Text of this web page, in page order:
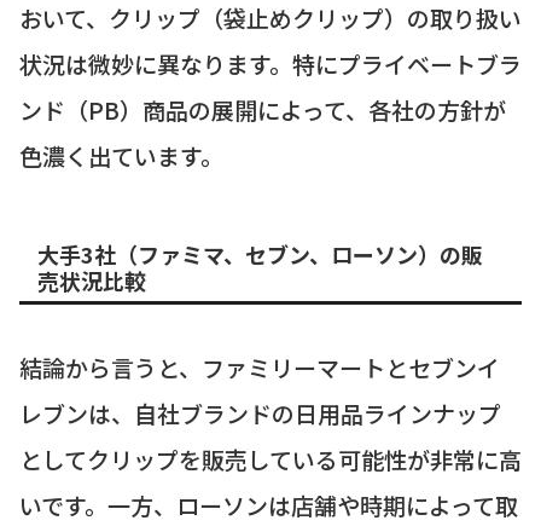
おいて、クリップ（袋止めクリップ）の取り扱い
状況は微妙に異なります。特にプライベートブラ
ンド（PB）商品の展開によって、各社の方針が
色濃く出ています。
大手3社（ファミマ、セブン、ローソン）の販
売状況比較
結論から言うと、ファミリーマートとセブンイ
レブンは、自社ブランドの日用品ラインナップ
としてクリップを販売している可能性が非常に高
いです。一方、ローソンは店舗や時期によって取